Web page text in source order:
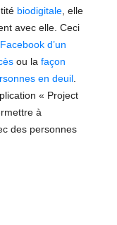
biodigitale , elle
avec elle. Ceci
d’un
ou la façon
en deuil
« Project
à
des personnes